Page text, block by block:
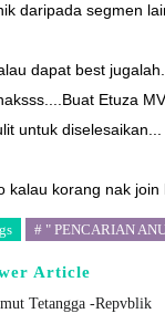
daripada segmen
dapat best
Etuza
untuk diselesaikan...
kalau korang nak
# " PENCARIAN
Article
Tetangga -Repvblik